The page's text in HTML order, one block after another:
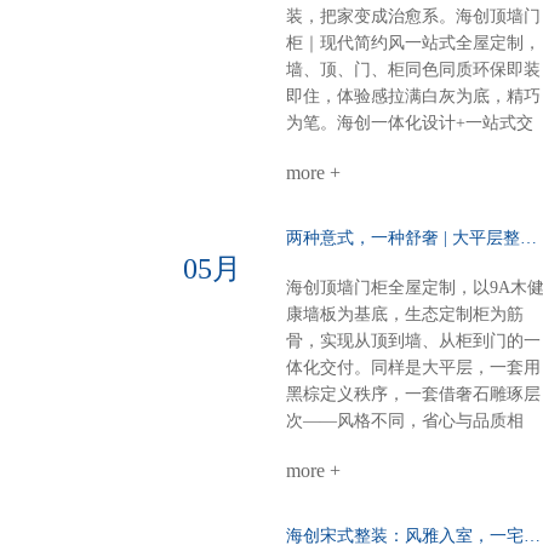
同色配套，线条简洁，材质统一。
煮茶待客，静谧有序，东方生活哲
学尽在其中。细节见匠心全屋顶部
采用博格蜂窝大板，耐潮抗变形，
线性美观。双层空间，整体感再升
定制，从方案到落地，一站配齐。
装，把家变成治愈系。海创顶墙门
柜｜现代简约风一站式全屋定制，
墙、顶、门、柜同色同质环保即装
即住，体验感拉满白灰为底，精巧
为笔。海创一体化设计+一站式交
不翻车。28㎡客餐厨，装出大宅的
柜，好看好用功能与装饰兼得，回
放：去掉边界，拉近距离光线、空
气、家人，自由流动。做饭不孤
单，等饭不无聊。屏风+弧形奢石
用餐区温柔升维半掩餐边柜，若隐
若现；奢石墙面柔光一打，吃饭像
在美术馆。电器内嵌，一门到顶：
高柜，表面干净，内里强大。大
more +
05月
海创顶墙门柜全屋定制，以9A木健
康墙板为基底，生态定制柜为筋
骨，实现从顶到墙、从柜到门的一
体化交付。同样是大平层，一套用
黑棕定义秩序，一套借奢石雕琢层
次——风格不同，省心与品质相
宅】客餐厅一体化：黑棕大面积铺
柜隐形收纳，开阔无界双儿童房：
more +